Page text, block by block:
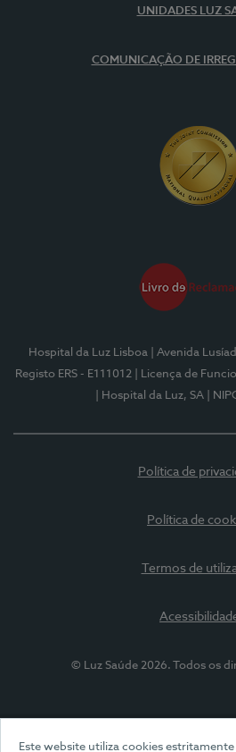
Este website utiliza cookies
UNIDADES LUZ
COMUNICAÇÃO DE
Hospital da Luz Lisboa | Avenida
Registo ERS - E111012
| Licença de
| Hospital da Luz, SA
|
Política de
Política de
Termos de
© Luz Saúde 2026. Todos os